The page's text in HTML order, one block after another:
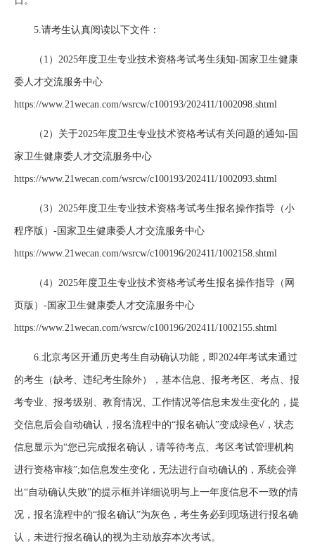
5.请考生认真阅读以下文件：
（1）2025年度卫生专业技术资格考试考生须知-国家卫生健康
委人才交流服务中心
https://www.21wecan.com/wsrcw/c100193/202411/1002098.shtml
（2）关于2025年度卫生专业技术资格考试有关问题的通知-国
家卫生健康委人才交流服务中心
https://www.21wecan.com/wsrcw/c100193/202411/1002093.shtml
（3）2025年度卫生专业技术资格考试考生报名操作指导（小
程序版）-国家卫生健康委人才交流服务中心
https://www.21wecan.com/wsrcw/c100196/202411/1002158.shtml
（4）2025年度卫生专业技术资格考试考生报名操作指导（网
页版）-国家卫生健康委人才交流服务中心
https://www.21wecan.com/wsrcw/c100196/202411/1002155.shtml
6.北京考区开通历史考生自动确认功能，即2024年考试未通过
的考生（缺考、违纪考生除外），基本信息、报考考区、考点、报
考专业、报考级别、教育情况、工作情况等信息未发生变化的，提
交信息后会自动确认，报名流程中的“报名确认”变成绿色√，状态
信息显示为“您已完成报名确认，请等待考点、考区考试管理机构
进行资格审核”;如信息发生变化，无法进行自动确认的，系统会弹
出“自动确认失败”的提示框并详细说明与上一年度信息不一致的情
况，报名流程中的“报名确认”为灰色，考生务必到现场进行报名确
认，未进行报名确认的视为主动放弃本次考试。